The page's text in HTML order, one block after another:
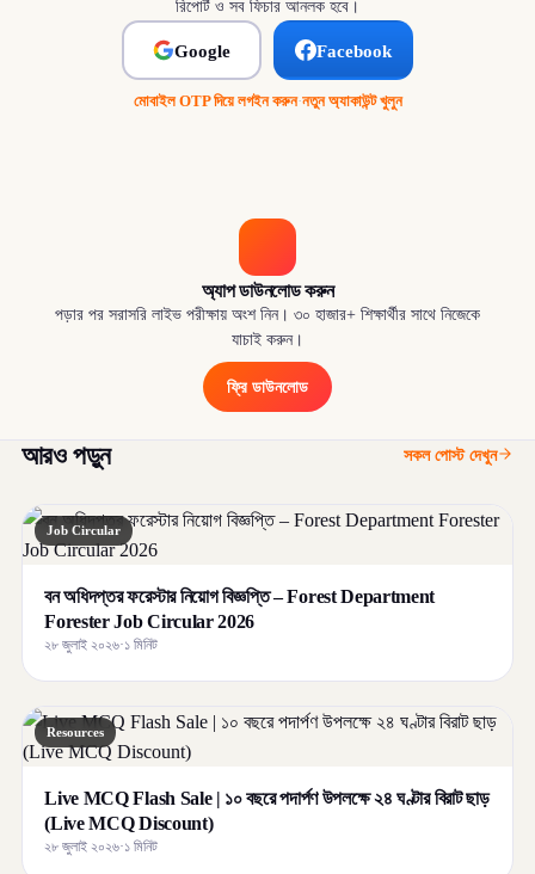
রিপোর্ট ও সব ফিচার আনলক হবে।
Google Facebook
মোবাইল OTP দিয়ে লগইন করুন·নতুন অ্যাকাউন্ট খুলুন
অ্যাপ ডাউনলোড করুন
পড়ার পর সরাসরি লাইভ পরীক্ষায় অংশ নিন। ৩০ হাজার+ শিক্ষার্থীর সাথে নিজেকে
যাচাই করুন।
ফ্রি ডাউনলোড
আরও পড়ুন সকল পোস্ট দেখুন
Job Circular
বন অধিদপ্তর ফরেস্টার নিয়োগ বিজ্ঞপ্তি – Forest Department
Forester Job Circular 2026
২৮ জুলাই ২০২৬·১ মিনিট
Resources
Live MCQ Flash Sale | ১০ বছরে পদার্পণ উপলক্ষে ২৪ ঘণ্টার বিরাট ছাড়
(Live MCQ Discount)
২৮ জুলাই ২০২৬·১ মিনিট